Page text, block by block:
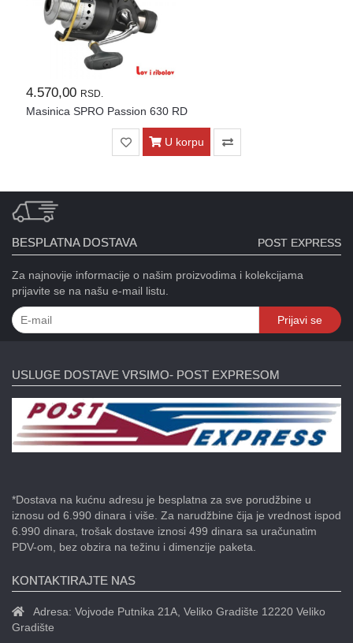
vode
2026.god.
Kontakt
Naši
vatrometi
Brendovi
USLOVI
O
kupovini
4.570,00 RSD.
Masinica SPRO Passion 630 RD
U korpu
BESPLATNA DOSTAVA POST EXPRESS
Za najnovije informacije o našim proizvodima i kolekcijama
prijavite se na našu e-mail listu.
Prijavi se
USLUGE DOSTAVE VRSIMO- POST EXPRESOM
*Dostava na kućnu adresu je besplatna za sve porudžbine u
iznosu od 6.990 dinara i više. Za narudžbine čija je vrednost ispod
6.990 dinara, trošak dostave iznosi 499 dinara sa uračunatim
PDV-om, bez obzira na težinu i dimenzije paketa.
KONTAKTIRAJTE NAS
Adresa: Vojvode Putnika 21A, Veliko Gradište 12220 Veliko
Gradište